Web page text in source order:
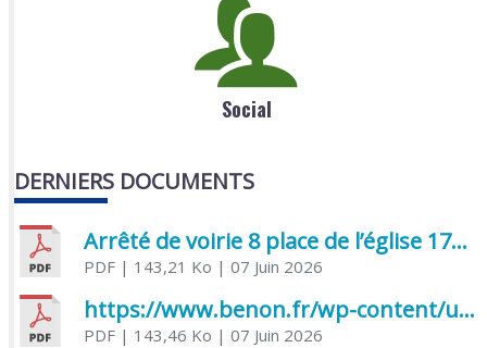
Social
DERNIERS DOCUMENTS
Arrêté de voirie 8 place de l’église 17170 Benon
PDF| 143,21 Ko | 07 Juin 2026
https://www.benon.fr/wp-content/uploads/2026/06/AR-Voirie-Chemin-de-Lafond-du-26-05-2026.pdf
PDF| 143,46 Ko | 07 Juin 2026